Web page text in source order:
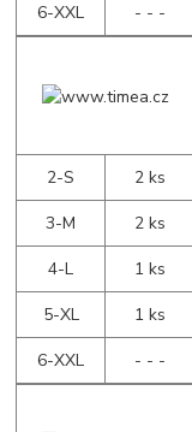
6-XXL
- - -
2-S
2 ks
3-M
2 ks
4-L
1 ks
5-XL
1 ks
6-XXL
- - -